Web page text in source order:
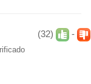
(32) -